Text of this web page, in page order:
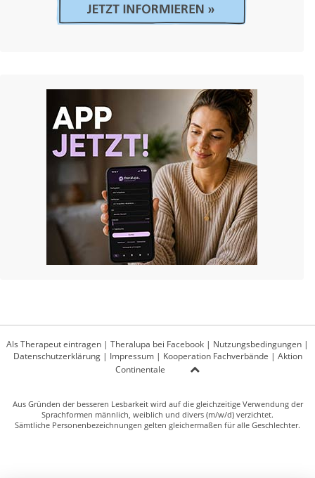
Als Therapeut eintragen | Theralupa bei Facebook | Nutzungsbedingungen |
Datenschutzerklärung| Impressum| Kooperation Fachverbände | Aktion
Continentale
Aus Gründen der besseren Lesbarkeit wird auf die gleichzeitige Verwendung der
Sprachformen männlich, weiblich und divers (m/w/d) verzichtet.
Sämtliche Personenbezeichnungen gelten gleichermaßen für alle Geschlechter.